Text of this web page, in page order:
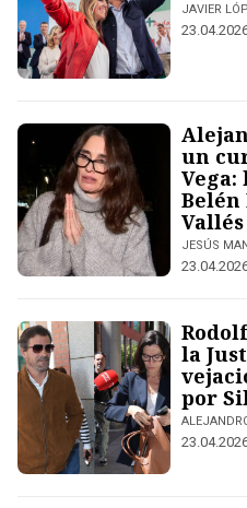
JAVIER
un
Belén
Vallés
JESÚS
la
por